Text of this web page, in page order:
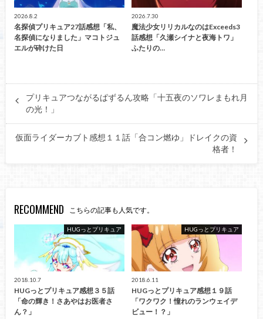
2026.8.2
名探偵プリキュア27話感想「私、
名探偵になりました」マコトジュ
エルが砕けた日
2026.7.30
魔法少女リリカルなのはExceeds3
話感想「久瀬シイナと夜海トワ」
ふたりの…
プリキュアつながるぱずるん攻略「十五夜のソワレまもれ月
の光！」
仮面ライダーカブト感想１１話「合コン燃ゆ」ドレイクの資
格者！
RECOMMEND こちらの記事も人気です。
HUGっとプリキュア
2018.10.7
HUGっとプリキュア感想３５話
「命の輝き！さあやはお医者さ
ん？」
HUGっとプリキュア
2018.6.11
HUGっとプリキュア感想１９話
「ワクワク！憧れのランウェイデ
ビュー！？」